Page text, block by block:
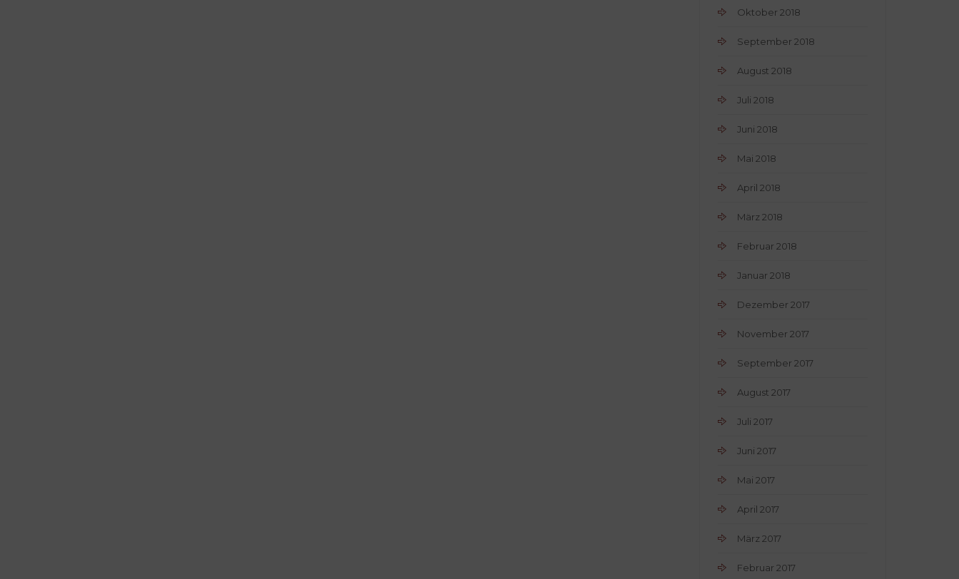
Oktober 2018
September 2018
August 2018
Juli 2018
Juni 2018
Mai 2018
April 2018
März 2018
Februar 2018
Januar 2018
Dezember 2017
November 2017
September 2017
August 2017
Juli 2017
Juni 2017
Mai 2017
April 2017
März 2017
Februar 2017